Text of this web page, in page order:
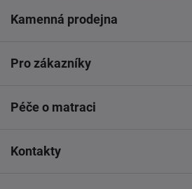
Kamenná prodejna
Pro zákazníky
Péče o matraci
Kontakty